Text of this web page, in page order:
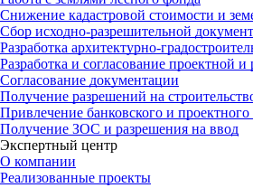
Снижение кадастровой стоимости и
Сбор исходно-разрешительной
Разработка архитектурно-
Разработка и согласование проектной
Согласование документации
Получение разрешений на
Привлечение банковского и
Получение ЗОС и разрешения на ввод
Экспертный центр
О компании
Реализованные проекты